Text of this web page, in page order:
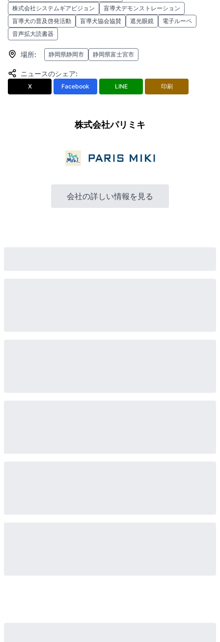
株式会社システムギアビジョン
盲導犬デモンストレーション
盲導犬の普及啓発活動
盲導犬協会協賛 遮光眼鏡
電子ルーペ
音声拡大読書器
場所: 静岡県静岡市 静岡県富士宮市
ニュースのシェア:
X Facebook LINE 印刷
株式会社パリミキ
会社の詳しい情報を見る